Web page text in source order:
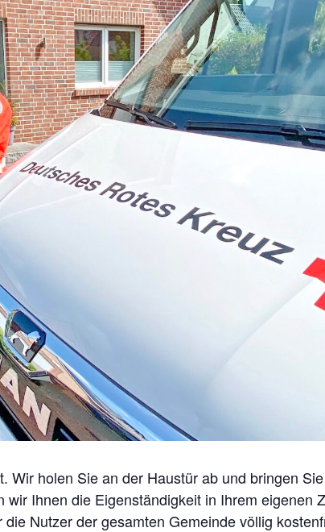
Wir holen Sie an der Haustür ab und bringen
Ihnen die Eigenständigkeit in Ihrem eigenen
Nutzer der gesamten Gemeinde völlig